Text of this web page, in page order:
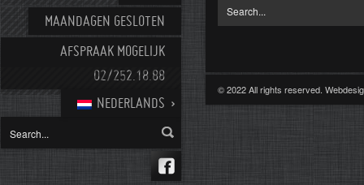
MAANDAGEN GESLOTEN
AFSPRAAK MOGELIJK
02/252.18.88
NEDERLANDS
© 2022 All rights reserved.